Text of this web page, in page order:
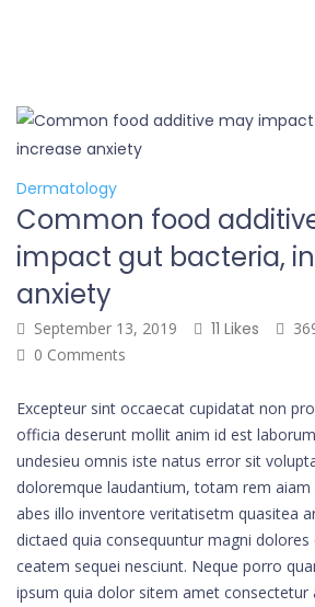
Dermatology
Common food
impact gut bacteria,
anxiety
September 13, 2019 11 Likes
0 Comments
Excepteur sint occaecat cupidatat non
officia deserunt mollit anim id est
undesieu omnis iste natus error sit
doloremque laudantium, totam rem aiam
abes illo inventore veritatisetm quasitea
dictaed quia consequuntur magni
ceatem sequei nesciunt. Neque porro
ipsum quia dolor sitem amet consectetur